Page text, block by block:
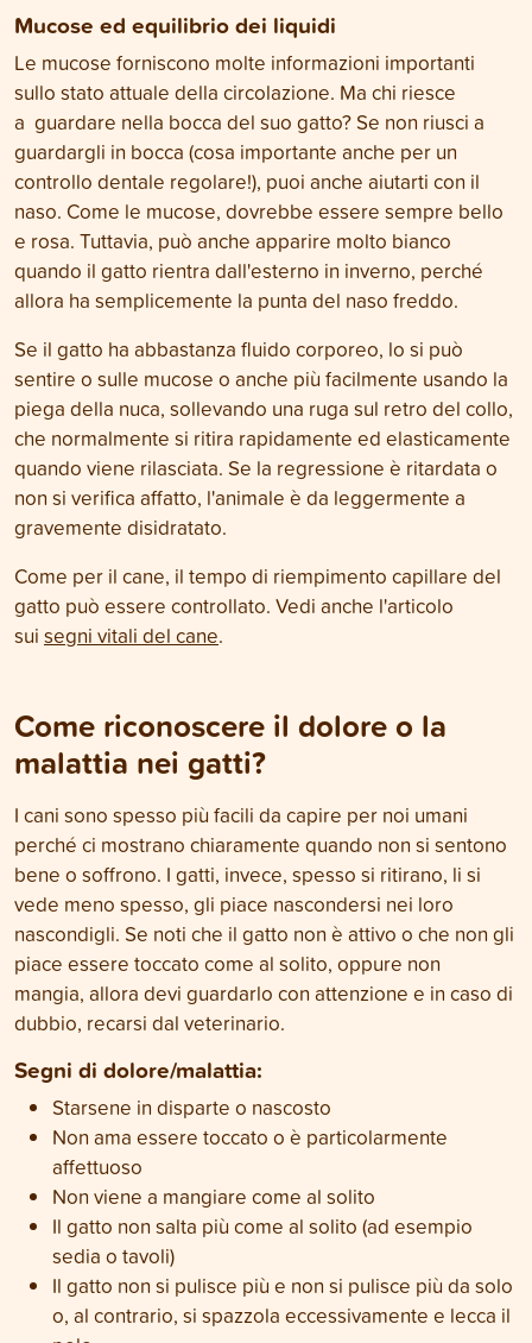
Mucose ed equilibrio dei liquidi
Le mucose forniscono molte informazioni importanti
sullo stato attuale della circolazione. Ma chi riesce
a guardare nella bocca del suo gatto? Se non riusci a
guardargli in bocca (cosa importante anche per un
controllo dentale regolare!), puoi anche aiutarti con il
naso. Come le mucose, dovrebbe essere sempre bello
e rosa. Tuttavia, può anche apparire molto bianco
quando il gatto rientra dall'esterno in inverno, perché
allora ha semplicemente la punta del naso freddo.
Se il gatto ha abbastanza fluido corporeo, lo si può
sentire o sulle mucose o anche più facilmente usando la
piega della nuca, sollevando una ruga sul retro del collo,
che normalmente si ritira rapidamente ed elasticamente
quando viene rilasciata. Se la regressione è ritardata o
non si verifica affatto, l'animale è da leggermente a
gravemente disidratato.
Come per il cane, il tempo di riempimento capillare del
gatto può essere controllato. Vedi anche l'articolo
sui segni vitali del cane.
Come riconoscere il dolore o la
malattia nei gatti?
I cani sono spesso più facili da capire per noi umani
perché ci mostrano chiaramente quando non si sentono
bene o soffrono. I gatti, invece, spesso si ritirano, li si
vede meno spesso, gli piace nascondersi nei loro
nascondigli. Se noti che il gatto non è attivo o che non gli
piace essere toccato come al solito, oppure non
mangia, allora devi guardarlo con attenzione e in caso di
dubbio, recarsi dal veterinario.
Segni di dolore/malattia:
Starsene in disparte o nascosto
Non ama essere toccato o è particolarmente
affettuoso
Non viene a mangiare come al solito
Il gatto non salta più come al solito (ad esempio
sedia o tavoli)
Il gatto non si pulisce più e non si pulisce più da solo
o, al contrario, si spazzola eccessivamente e lecca il